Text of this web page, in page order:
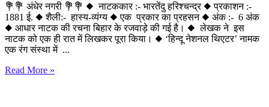
💐💐 अंधेर नगरी 💐💐 ◆ नाटककार :- भारतेंदु हरिश्चन्द्र ◆ प्रकाशन :-
1881 ई. ◆ शैली:- हास्य-व्यंग्य ◆ एक प्रकार का प्रहसन ◆ अंक :- 6 अंक
◆ आधार नाटक की रचना बिहार के रजवाड़े की गई है। ◆ लेखक ने इस
नाटक को एक ही रात में लिखकर पूरा किया। ◆ ‘हिन्दू नेशनल थिएटर’ नामक
एक रंग संस्था में ...
Read More »